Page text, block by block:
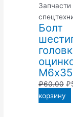
Запчасти
Болт
М6х35
₽60.00 ₽
корзину